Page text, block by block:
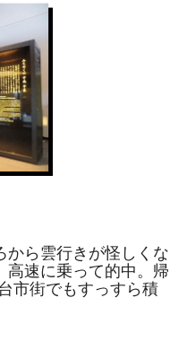
から雲行きが怪しくな
高速に乗って的中。帰
市街でもすっすら積